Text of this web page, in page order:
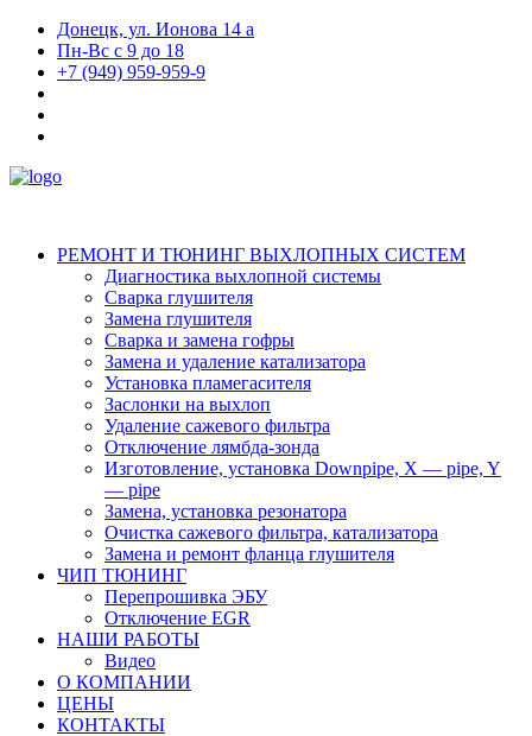
Донецк, ул. Ионова 14 а
Пн-Вс с 9 до 18
+7 (949) 959-959-9
РЕМОНТ И ТЮНИНГ ВЫХЛОПНЫХ СИСТЕМ
Диагностика выхлопной системы
Сварка глушителя
Замена глушителя
Сварка и замена гофры
Замена и удаление катализатора
Установка пламегасителя
Заслонки на выхлоп
Удаление сажевого фильтра
Отключение лямбда-зонда
Изготовление, установка Downpipe, X — pipe, Y
— pipe
Замена, установка резонатора
Очистка сажевого фильтра, катализатора
Замена и ремонт фланца глушителя
ЧИП ТЮНИНГ
Перепрошивка ЭБУ
Отключение EGR
НАШИ РАБОТЫ
Видео
О КОМПАНИИ
ЦЕНЫ
КОНТАКТЫ